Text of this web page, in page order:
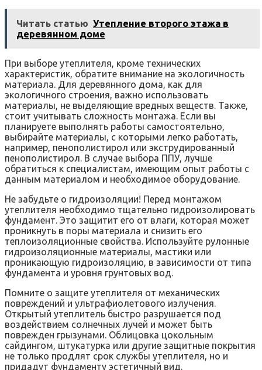
Читать статью Утепление второго этажа в
деревянном доме
При выборе утеплителя, кроме технических
характеристик, обратите внимание на экологичность
материала. Для деревянного дома, как для
экологичного строения, важно использовать
материалы, не выделяющие вредных веществ. Также,
стоит учитывать сложность монтажа. Если вы
планируете выполнять работы самостоятельно,
выбирайте материалы, с которыми легко работать,
например, пенополистирол или экструдированный
пенополистирол. В случае выбора ППУ, лучше
обратиться к специалистам, имеющим опыт работы с
данным материалом и необходимое оборудование.
Не забудьте о гидроизоляции! Перед монтажом
утеплителя необходимо тщательно гидроизолировать
фундамент. Это защитит его от влаги, которая может
проникнуть в поры материала и снизить его
теплоизоляционные свойства. Используйте рулонные
гидроизоляционные материалы, мастики или
проникающую гидроизоляцию, в зависимости от типа
фундамента и уровня грунтовых вод.
Помните о защите утеплителя от механических
повреждений и ультрафиолетового излучения.
Открытый утеплитель быстро разрушается под
воздействием солнечных лучей и может быть
поврежден грызунами. Облицовка цокольным
сайдингом, штукатурка или другие защитные покрытия
не только продлят срок службы утеплителя, но и
придадут фундаменту эстетичный вид.